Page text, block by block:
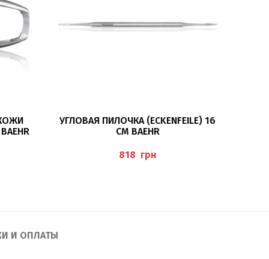
ПОДРОБНЕЕ
УГЛОВАЯ ПИЛОЧКА (ECKENFEILE) 16
СМ BAEHR
грн
И ОПЛАТЫ